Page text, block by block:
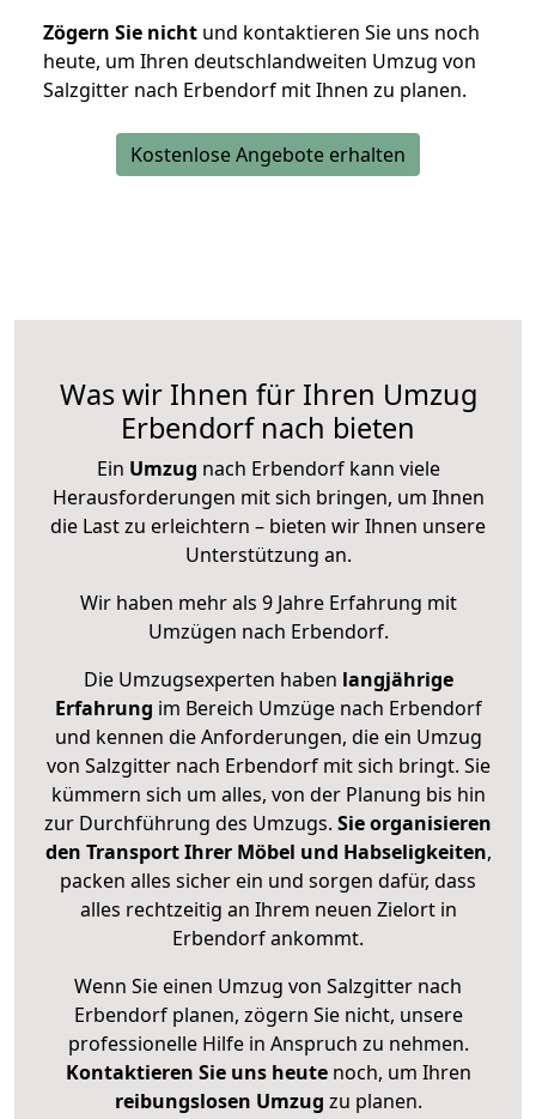
Zögern Sie nicht und kontaktieren Sie uns noch
heute, um Ihren deutschlandweiten Umzug von
Salzgitter nach Erbendorf mit Ihnen zu planen.
Kostenlose Angebote erhalten
Was wir Ihnen für Ihren Umzug
Erbendorf nach bieten
Ein Umzug nach Erbendorf kann viele
Herausforderungen mit sich bringen, um Ihnen
die Last zu erleichtern – bieten wir Ihnen unsere
Unterstützung an.
Wir haben mehr als 9 Jahre Erfahrung mit
Umzügen nach Erbendorf.
Die Umzugsexperten haben langjährige
Erfahrung im Bereich Umzüge nach Erbendorf
und kennen die Anforderungen, die ein Umzug
von Salzgitter nach Erbendorf mit sich bringt. Sie
kümmern sich um alles, von der Planung bis hin
zur Durchführung des Umzugs. Sie organisieren
den Transport Ihrer Möbel und Habseligkeiten,
packen alles sicher ein und sorgen dafür, dass
alles rechtzeitig an Ihrem neuen Zielort in
Erbendorf ankommt.
Wenn Sie einen Umzug von Salzgitter nach
Erbendorf planen, zögern Sie nicht, unsere
professionelle Hilfe in Anspruch zu nehmen.
Kontaktieren Sie uns heutenoch, um Ihren
reibungslosen Umzug zu planen.